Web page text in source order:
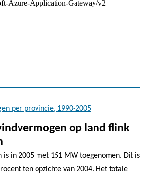
per provincie, 1990-2005
op land flink
is in 2005 met 151 MW toegenomen. Dit is
ten opzichte van 2004. Het totale